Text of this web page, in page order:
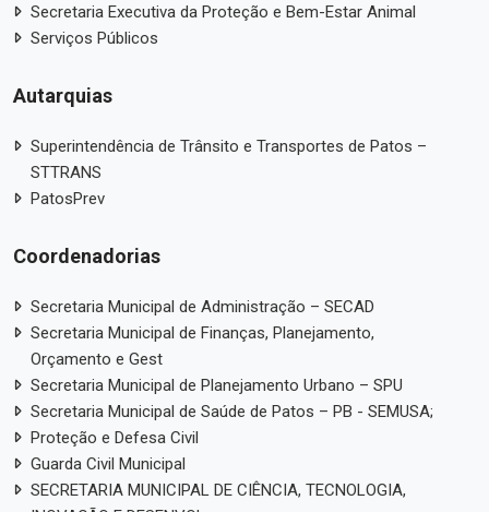
Secretaria Executiva da Proteção e Bem-Estar Animal
Serviços Públicos
Autarquias
Superintendência de Trânsito e Transportes de Patos –
STTRANS
PatosPrev
Coordenadorias
Secretaria Municipal de Administração – SECAD
Secretaria Municipal de Finanças, Planejamento,
Orçamento e Gest
Secretaria Municipal de Planejamento Urbano – SPU
Secretaria Municipal de Saúde de Patos – PB - SEMUSA;
Proteção e Defesa Civil
Guarda Civil Municipal
SECRETARIA MUNICIPAL DE CIÊNCIA, TECNOLOGIA,